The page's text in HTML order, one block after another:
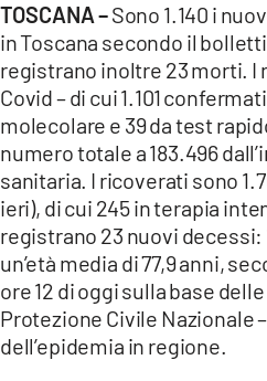
TOSCANA –Sono 1.140 i
in Toscana secondo il
registrano inoltre 23 morti. I
Covid – di cui 1.101
molecolare e 39 da test
numero totale a 183.496
sanitaria. I ricoverati sono
ieri), di cui 245 in terapia
registrano 23 nuovi decessi:
un’età media di 77,9 anni,
ore 12 di oggi sulla base
Protezione Civile Nazionale
dell’epidemia in regione.